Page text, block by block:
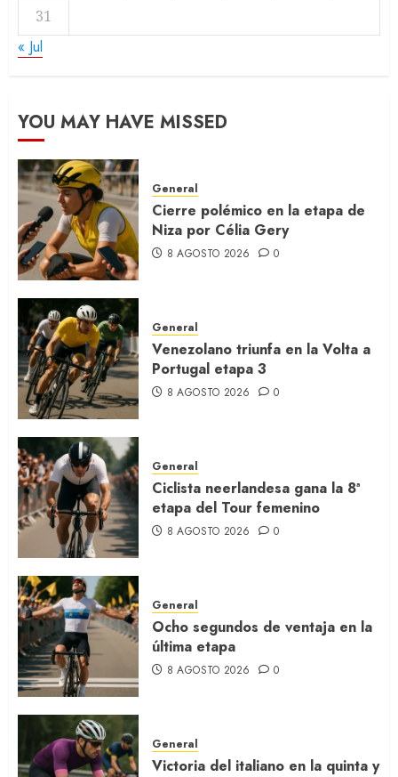
31
« Jul
YOU MAY HAVE MISSED
General
Cierre polémico en la etapa de
Niza por Célia Gery
8 AGOSTO 2026 0
General
Venezolano triunfa en la Volta a
Portugal etapa 3
8 AGOSTO 2026 0
General
Ciclista neerlandesa gana la 8ª
etapa del Tour femenino
8 AGOSTO 2026 0
General
Ocho segundos de ventaja en la
última etapa
8 AGOSTO 2026 0
General
Victoria del italiano en la quinta y